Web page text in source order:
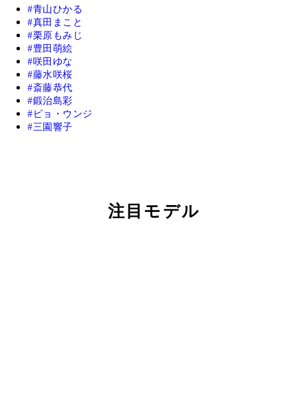
青山ひかる
真田まこと
栗原もみじ
豊田萌絵
咲田ゆな
藤水咲桜
斎藤恭代
鍛治島彩
ピョ・ウンジ
三園響子
注目モデル